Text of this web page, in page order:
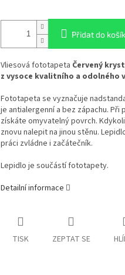
Přidat do
Vliesová fototapeta Červený
z vysoce kvalitního a odolného
Fototapeta se vyznačuje
je antialergenní a bez zápachu. Při
získáte omyvatelný povrch.
znovu nalepit na jinou stěnu.
práci zvládne i začátečník.
Lepidlo je součástí fototapety.
Detailní informace
TISK ZEPTAT SE